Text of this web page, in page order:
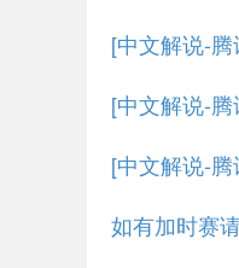
[中文解说-
[中文解说-
[中文解说-
如有加时赛